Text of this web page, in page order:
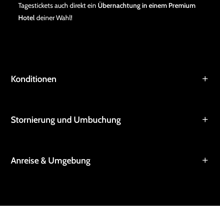
Tagestickets auch direkt ein Übernachtung in einem Premium
Hoteldeiner Wahl!
Konditionen
Stornierung und Umbuchung
Anreise & Umgebung